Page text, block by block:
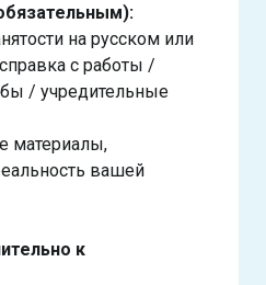
на русском или
с работы /
/ учредительные
материалы,
вашей
к